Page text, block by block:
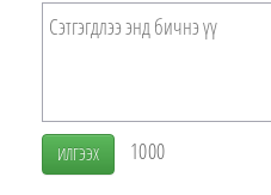
ИЛГЭЭХ 1000